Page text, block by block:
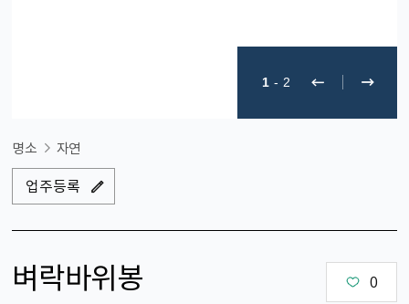
1 - 2
명소 자연
업주등록
벼락바위봉 0